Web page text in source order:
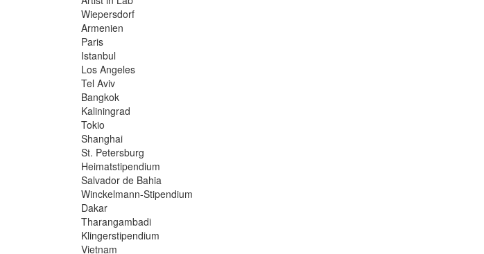
Wiepersdorf
Armenien
Paris
Istanbul
Los Angeles
Tel Aviv
Bangkok
Kaliningrad
Tokio
Shanghai
St. Petersburg
Heimatstipendium
Salvador de Bahia
Winckelmann-Stipendium
Dakar
Tharangambadi
Klingerstipendium
Vietnam